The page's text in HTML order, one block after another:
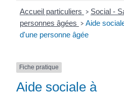
Accueil particuliers > Social -
personnes âgées > Aide
d'une personne âgée
Fiche pratique
Aide sociale à